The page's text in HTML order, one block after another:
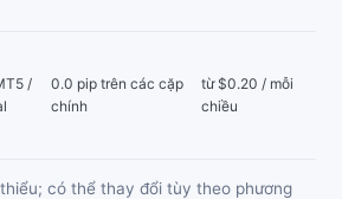
/
0.0 pip trên các cặp
chính
từ $0.20 / mỗi
chiều
có thể thay đổi tùy theo phương